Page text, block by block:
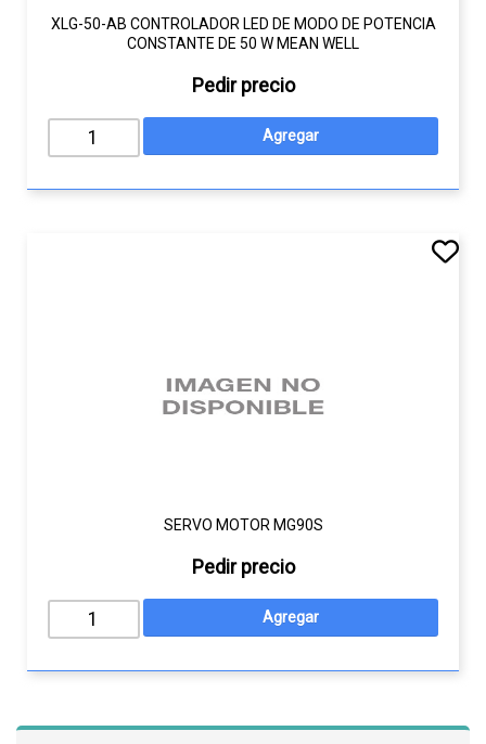
XLG-50-AB CONTROLADOR LED DE MODO DE POTENCIA
CONSTANTE DE 50 W MEAN WELL
Pedir precio
SERVO MOTOR MG90S
Pedir precio